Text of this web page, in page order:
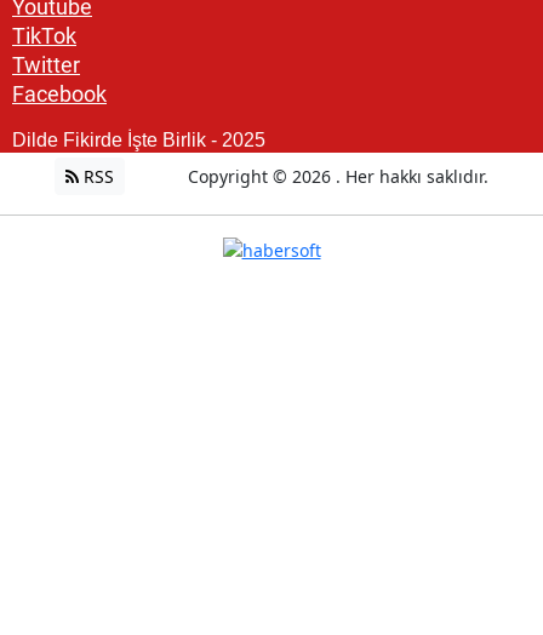
Youtube
TikTok
Twitter
Facebook
Dilde Fikirde İşte Birlik - 2025
RSS Copyright © 2026 . Her hakkı saklıdır.